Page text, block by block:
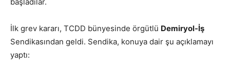
İlk grev kararı, TCDD bünyesinde örgütlü Demiryol-İş
Sendikasından geldi. Sendika, konuya dair şu açıklamayı
yaptı: